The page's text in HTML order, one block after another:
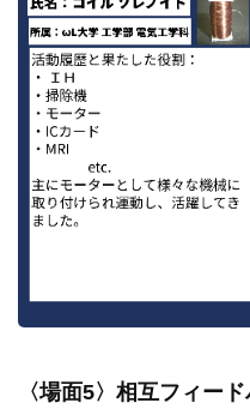
〈場面5〉相互フィー